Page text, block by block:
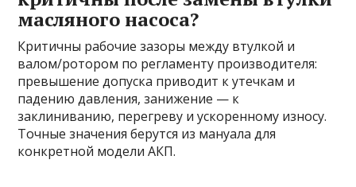
масляного насоса?
Критичны рабочие зазоры между втулкой и
валом/ротором по регламенту производителя:
превышение допуска приводит к утечкам и
падению давления, занижение — к
заклиниванию, перегреву и ускоренному износу.
Точные значения берутся из мануала для
конкретной модели АКП.